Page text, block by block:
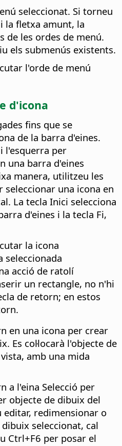
seleccionat. Si torneu
la fletxa amunt, la
de les ordes de menú.
els submenús existents.
l'orde de menú
d'icona
fins que se
de la barra d'eines.
l'esquerra per
una barra d'eines
manera, utilitzeu les
una icona en
La tecla Inici selecciona
d'eines i la tecla Fi,
la icona
seleccionada
acció de ratolí
un rectangle, no n'hi
de retorn; en estos
en una icona per crear
Es col·locarà l'objecte de
amb una mida
a l'eina Selecció per
objecte de dibuix del
editar, redimensionar o
seleccionat, cal
Ctrl+F6 per posar el